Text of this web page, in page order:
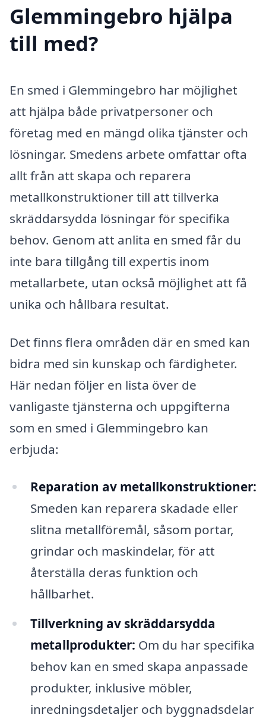
Glemmingebro hjälpa
till med?
En smed i Glemmingebro har möjlighet
att hjälpa både privatpersoner och
företag med en mängd olika tjänster och
lösningar. Smedens arbete omfattar ofta
allt från att skapa och reparera
metallkonstruktioner till att tillverka
skräddarsydda lösningar för specifika
behov. Genom att anlita en smed får du
inte bara tillgång till expertis inom
metallarbete, utan också möjlighet att få
unika och hållbara resultat.
Det finns flera områden där en smed kan
bidra med sin kunskap och färdigheter.
Här nedan följer en lista över de
vanligaste tjänsterna och uppgifterna
som en smed i Glemmingebro kan
erbjuda:
Reparation av metallkonstruktioner:
Smeden kan reparera skadade eller
slitna metallföremål, såsom portar,
grindar och maskindelar, för att
återställa deras funktion och
hållbarhet.
Tillverkning av skräddarsydda
metallprodukter: Om du har specifika
behov kan en smed skapa anpassade
produkter, inklusive möbler,
inredningsdetaljer och byggnadsdelar